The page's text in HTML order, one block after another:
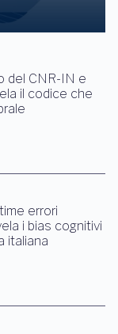
del CNR-IN e
il codice che
errori
i bias cognitivi
italiana